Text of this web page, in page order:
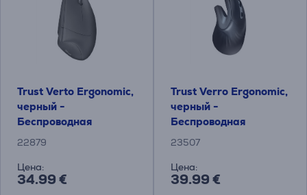
Trust Verto Ergonomic,
черный -
Беспроводная
оптическая мышь
22879
Цена:
34.99 €
Trust Verro Ergonomic,
черный -
Беспроводная
оптическая мышь
23507
Цена:
39.99 €